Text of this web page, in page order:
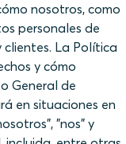
nosotros, como
personales de
clientes. La Política
y cómo
General de
en situaciones en
"nos" y